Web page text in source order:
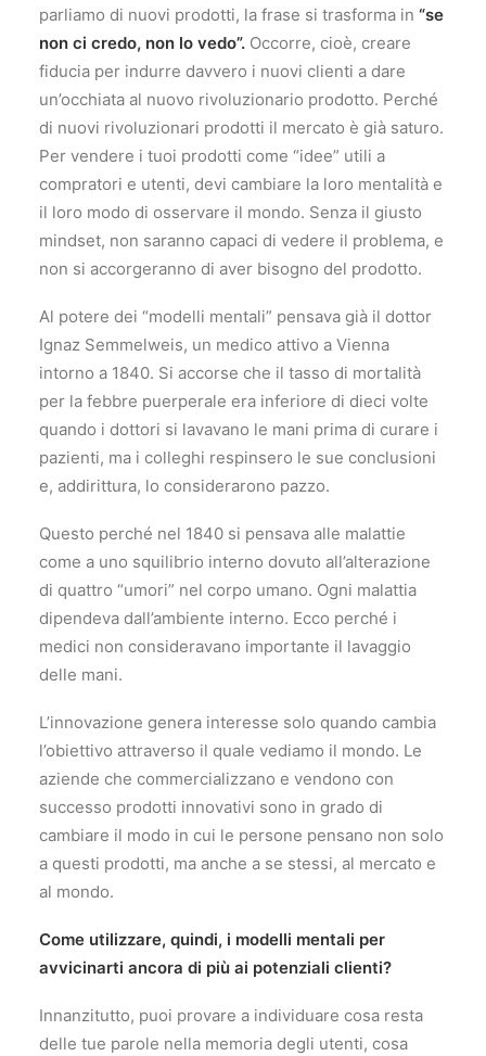
parliamo di nuovi prodotti, la frase si trasforma in “se
non ci credo, non lo vedo”. Occorre, cioè, creare
fiducia per indurre davvero i nuovi clienti a dare
un’occhiata al nuovo rivoluzionario prodotto. Perché
di nuovi rivoluzionari prodotti il mercato è già saturo.
Per vendere i tuoi prodotti come “idee” utili a
compratori e utenti, devi cambiare la loro mentalità e
il loro modo di osservare il mondo. Senza il giusto
mindset, non saranno capaci di vedere il problema, e
non si accorgeranno di aver bisogno del prodotto.
Al potere dei “modelli mentali” pensava già il dottor
Ignaz Semmelweis, un medico attivo a Vienna
intorno a 1840. Si accorse che il tasso di mortalità
per la febbre puerperale era inferiore di dieci volte
quando i dottori si lavavano le mani prima di curare i
pazienti, ma i colleghi respinsero le sue conclusioni
e, addirittura, lo considerarono pazzo.
Questo perché nel 1840 si pensava alle malattie
come a uno squilibrio interno dovuto all’alterazione
di quattro “umori” nel corpo umano. Ogni malattia
dipendeva dall’ambiente interno. Ecco perché i
medici non consideravano importante il lavaggio
delle mani.
L’innovazione genera interesse solo quando cambia
l’obiettivo attraverso il quale vediamo il mondo. Le
aziende che commercializzano e vendono con
successo prodotti innovativi sono in grado di
cambiare il modo in cui le persone pensano non solo
a questi prodotti, ma anche a se stessi, al mercato e
al mondo.
Come utilizzare, quindi, i modelli mentali per
avvicinarti ancora di più ai potenziali clienti?
Innanzitutto, puoi provare a individuare cosa resta
delle tue parole nella memoria degli utenti, cosa